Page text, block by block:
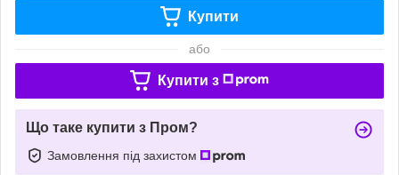
Купити
або
Купити з
Що таке купити з Пром?
Замовлення під захистом